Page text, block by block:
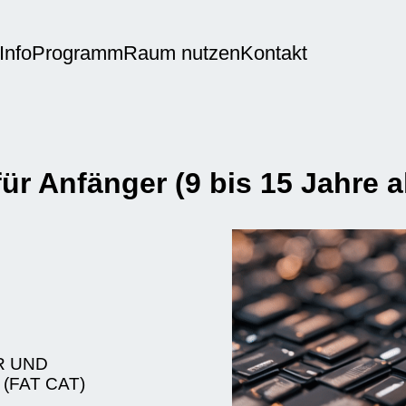
InfoProgrammRaum nutzenKontakt
Anfänger (9 bis 15 Jahre
UND
CAT)